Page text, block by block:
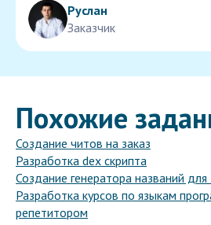
Руслан
Заказчик
Похожие
Создание читов на заказ
Разработка dex скрипта
Создание генератора названий для
Разработка курсов по языкам
репетитором